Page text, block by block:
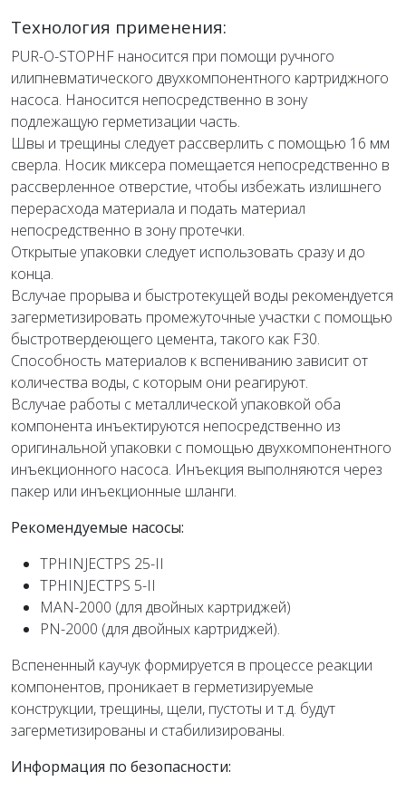
Технология применения:
PUR-O-STOPHF наносится при помощи ручного
илипневматического двухкомпонентного картриджного
насоса. Наносится непосредственно в зону
подлежащую герметизации часть.
Швы и трещины следует рассверлить с помощью 16 мм
сверла. Носик миксера помещается непосредственно в
рассверленное отверстие, чтобы избежать излишнего
перерасхода материала и подать материал
непосредственно в зону протечки.
Открытые упаковки следует использовать сразу и до
конца.
Вслучае прорыва и быстротекущей воды рекомендуется
загерметизировать промежуточные участки с помощью
быстротвердеющего цемента, такого как F30.
Способность материалов к вспениванию зависит от
количества воды, с которым они реагируют.
Вслучае работы с металлической упаковкой оба
компонента инъектируются непосредственно из
оригинальной упаковки с помощью двухкомпонентного
инъекционного насоса. Инъекция выполняются через
пакер или инъекционные шланги.
Рекомендуемые насосы:
TPHINJECTPS 25-II
TPHINJECTPS 5-II
MAN-2000 (для двойных картриджей)
PN-2000 (для двойных картриджей).
Вспененный каучук формируется в процессе реакции
компонентов, проникает в герметизируемые
конструкции, трещины, щели, пустоты и т.д. будут
загерметизированы и стабилизированы.
Информация по безопасности: